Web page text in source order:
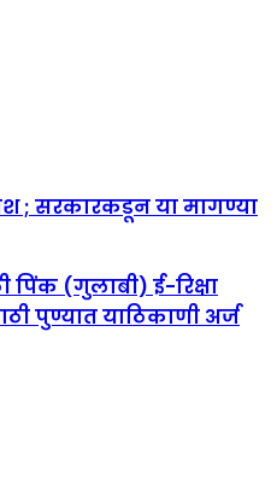
; सरकारकडून या मागण्या
पिंक (गुलाबी) ई-रिक्षा
पुण्यात याठिकाणी अर्ज